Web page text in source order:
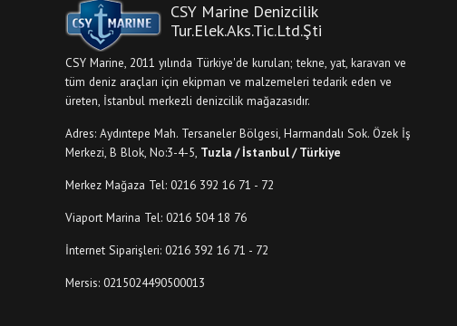
CSY Marine Denizcilik
Tur.Elek.Aks.Tic.Ltd.Şti
CSY Marine, 2011 yılında Türkiye'de kurulan; tekne, yat, karavan ve
tüm deniz araçları için ekipman ve malzemeleri tedarik eden ve
üreten, İstanbul merkezli denizcilik mağazasıdır.
Adres: Aydıntepe Mah. Tersaneler Bölgesi, Harmandalı Sok. Özek İş
Merkezi, B Blok, No:3-4-5, Tuzla / İstanbul / Türkiye
Merkez Mağaza Tel: 0216 392 16 71 - 72
Viaport Marina Tel: 0216 504 18 76
İnternet Siparişleri: 0216 392 16 71 - 72
Mersis: 0215024490500013